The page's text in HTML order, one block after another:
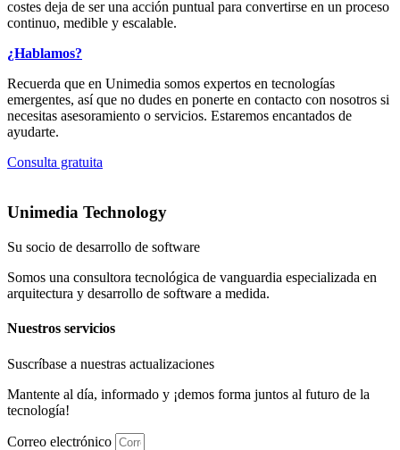
costes deja de ser una acción puntual para convertirse en un proceso
continuo, medible y escalable.
¿Hablamos?
Recuerda que en Unimedia somos expertos en tecnologías
emergentes, así que no dudes en ponerte en contacto con nosotros si
necesitas asesoramiento o servicios. Estaremos encantados de
ayudarte.
Consulta gratuita
Unimedia Technology
Su socio de desarrollo de software
Somos una consultora tecnológica de vanguardia especializada en
arquitectura y desarrollo de software a medida.
Nuestros servicios
Suscríbase a nuestras actualizaciones
Mantente al día, informado y ¡demos forma juntos al futuro de la
tecnología!
Correo electrónico